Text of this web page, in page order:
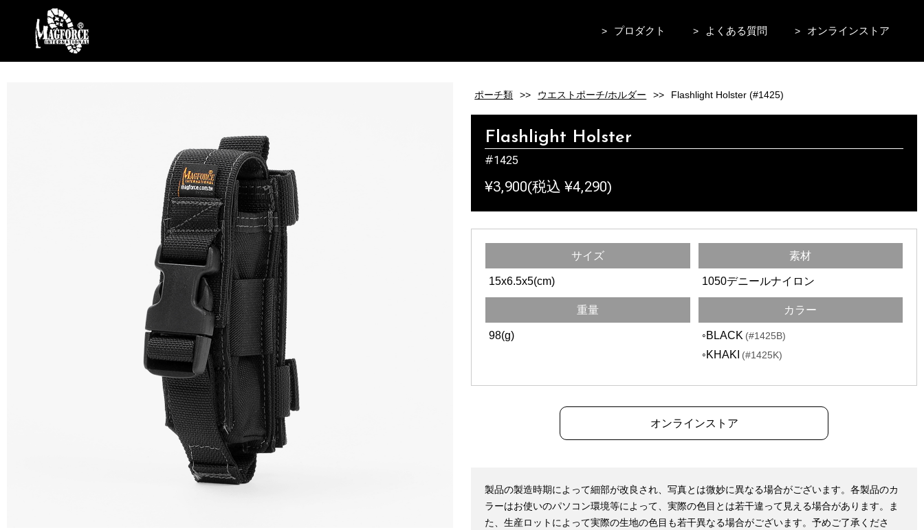
> プロダクト > よくある質問 > オンラインストア
ポーチ類 >> ウエストポーチ/ホルダー >> Flashlight Holster (#1425)
Flashlight Holster
#1425
¥3,900(税込 ¥4,290)
サイズ
15x6.5x5(cm)
重量
98(g)
素材
1050デニールナイロン
カラー
◦BLACK (#1425B)
◦KHAKI (#1425K)
オンラインストア
製品の製造時期によって細部が改良され、写真とは微妙に異なる場合がございます。各製品のカ
ラーはお使いのパソコン環境等によって、実際の色目とは若干違って見える場合があります。ま
た、生産ロットによって実際の生地の色目も若干異なる場合がございます。予めご了承くださ